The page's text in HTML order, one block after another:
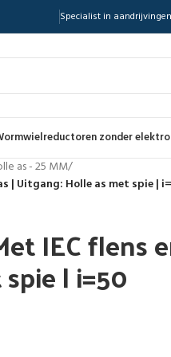
Specialist in aandrijvingen
zonder
as - 25 MM/
| Uitgang: Holle as met spie |
IEC flens
| i=50